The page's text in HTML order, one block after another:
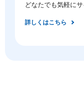
どなたでも気軽に
詳しくはこちら